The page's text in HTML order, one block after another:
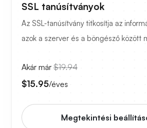
SSL tanúsítványok
Az SSL-tanúsítvány titkosítja az
azok a szerver és a böngésző között
Akár már $19.94
$15.95/éves
Megtekintési